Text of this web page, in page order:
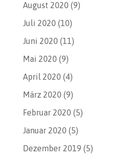
August 2020 (9)
Juli 2020 (10)
Juni 2020 (11)
Mai 2020 (9)
April 2020 (4)
März 2020 (9)
Februar 2020 (5)
Januar 2020 (5)
Dezember 2019 (5)